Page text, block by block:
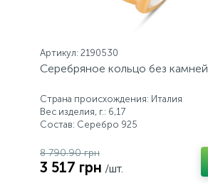
Артикул: 2190530
Серебряное кольцо без камней
Страна происхождения: Италия
Вес изделия, г.: 6,17
Состав: Серебро 925
8 790.90 грн
3 517 грн /шт.